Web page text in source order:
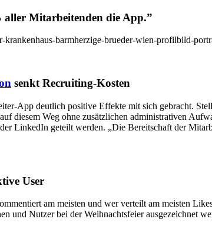
aller Mitarbeitenden die App.”
senkt Recruiting-Kosten
App deutlich positive Effekte mit sich gebracht.
diesem Weg ohne zusätzlichen administrativen
LinkedIn geteilt werden. „Die Bereitschaft der
User
am meisten und wer verteilt am meisten
und Nutzer bei der Weihnachtsfeier ausgezeichnet